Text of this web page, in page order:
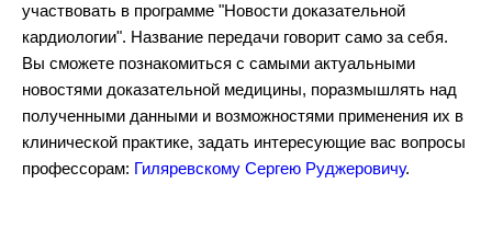
Рекомендации по диагностике и лечению тромбоэмболии
участвовать в программе "Новости доказательной
кардиологии". Название передачи говорит само за себя.
Вы сможете познакомиться с самыми актуальными
новостями доказательной медицины, поразмышлять над
полученными данными и возможностями применения их в
клинической практике, задать интересующие вас вопросы
профессорам: Гиляревскому Сергею Руджеровичу.